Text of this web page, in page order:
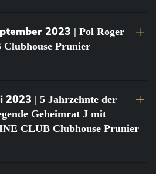
2023 | Pol Roger
Prunier
2023 | 5 Jahrzehnte der
Geheimrat J mit
CLUB Clubhouse Prunier